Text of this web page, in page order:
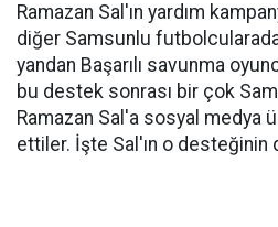
Ramazan Sal'ın yardım
diğer Samsunlu
yandan Başarılı savunma
bu destek sonrası bir çok
Ramazan Sal'a sosyal medya
ettiler. İşte Sal'ın o desteğinin